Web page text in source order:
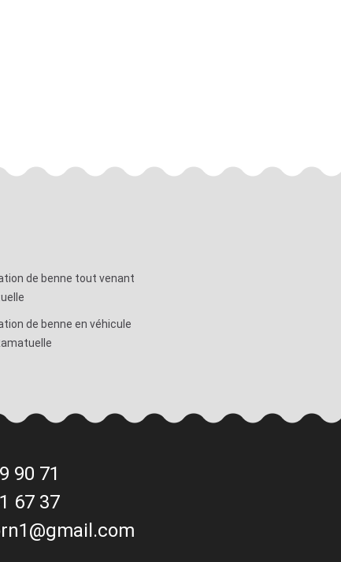
de benne tout venant
de benne en véhicule
90 71
67 37